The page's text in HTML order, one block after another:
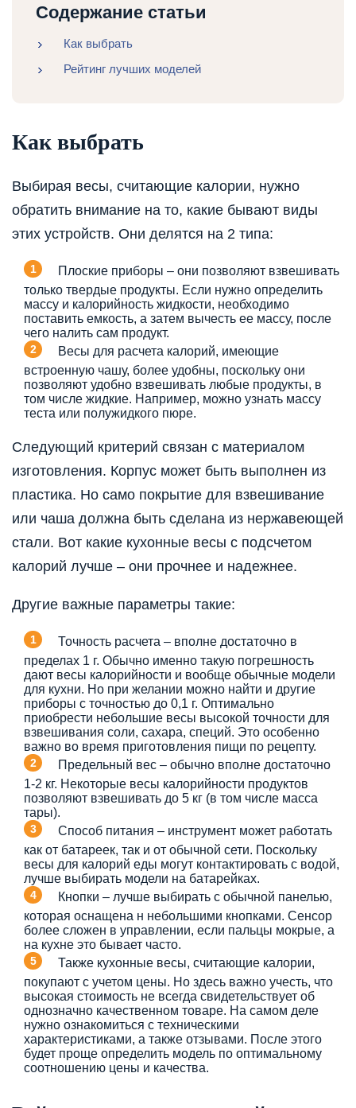
Содержание статьи
Как выбрать
Рейтинг лучших моделей
Как выбрать
Выбирая весы, считающие калории, нужно
обратить внимание на то, какие бывают виды
этих устройств. Они делятся на 2 типа:
Плоские приборы – они позволяют взвешивать
только твердые продукты. Если нужно определить
массу и калорийность жидкости, необходимо
поставить емкость, а затем вычесть ее массу, после
чего налить сам продукт.
Весы для расчета калорий, имеющие
встроенную чашу, более удобны, поскольку они
позволяют удобно взвешивать любые продукты, в
том числе жидкие. Например, можно узнать массу
теста или полужидкого пюре.
Следующий критерий связан с материалом
изготовления. Корпус может быть выполнен из
пластика. Но само покрытие для взвешивание
или чаша должна быть сделана из нержавеющей
стали. Вот какие кухонные весы с подсчетом
калорий лучше – они прочнее и надежнее.
Другие важные параметры такие:
Точность расчета – вполне достаточно в
пределах 1 г. Обычно именно такую погрешность
дают весы калорийности и вообще обычные модели
для кухни. Но при желании можно найти и другие
приборы с точностью до 0,1 г. Оптимально
приобрести небольшие весы высокой точности для
взвешивания соли, сахара, специй. Это особенно
важно во время приготовления пищи по рецепту.
Предельный вес – обычно вполне достаточно
1-2 кг. Некоторые весы калорийности продуктов
позволяют взвешивать до 5 кг (в том числе масса
тары).
Способ питания – инструмент может работать
как от батареек, так и от обычной сети. Поскольку
весы для калорий еды могут контактировать с водой,
лучше выбирать модели на батарейках.
Кнопки – лучше выбирать с обычной панелью,
которая оснащена н небольшими кнопками. Сенсор
более сложен в управлении, если пальцы мокрые, а
на кухне это бывает часто.
Также кухонные весы, считающие калории,
покупают с учетом цены. Но здесь важно учесть, что
высокая стоимость не всегда свидетельствует об
однозначно качественном товаре. На самом деле
нужно ознакомиться с техническими
характеристиками, а также отзывами. После этого
будет проще определить модель по оптимальному
соотношению цены и качества.